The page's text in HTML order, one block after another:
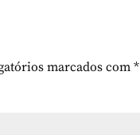
marcados com*